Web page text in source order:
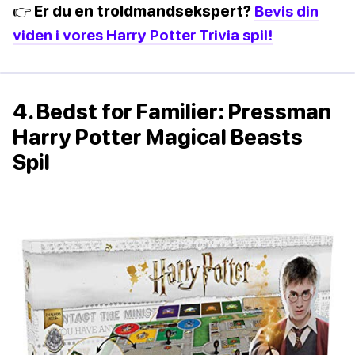
👉 Er du en troldmandsekspert? Bevis din
viden i vores Harry Potter Trivia spil!
4. Bedst for Familier: Pressman
Harry Potter Magical Beasts
Spil